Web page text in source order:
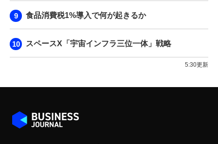
食品消費税1%導入で何が起きるか
スペースX「宇宙インフラ三位一体」戦略
5:30更新